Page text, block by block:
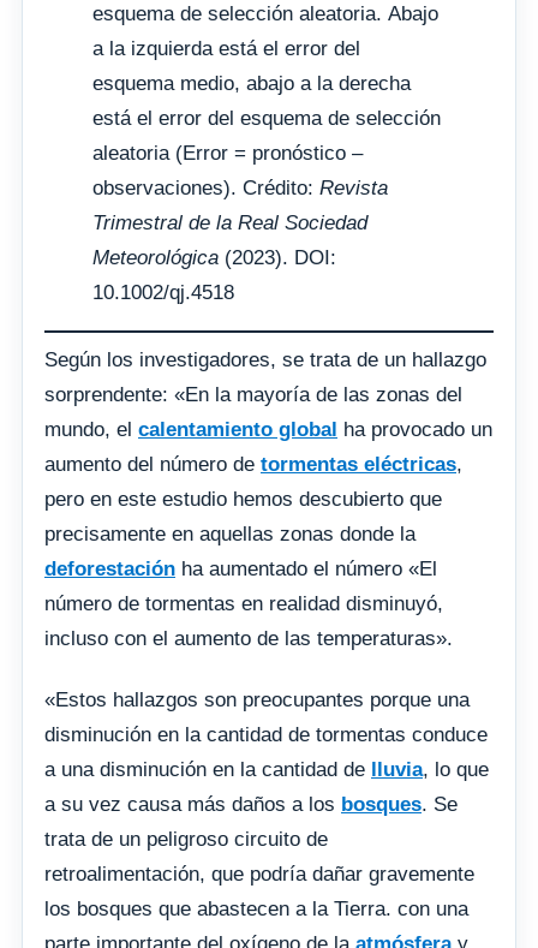
esquema de selección aleatoria. Abajo
a la izquierda está el error del
esquema medio, abajo a la derecha
está el error del esquema de selección
aleatoria (Error = pronóstico –
observaciones). Crédito: Revista
Trimestral de la Real Sociedad
Meteorológica (2023). DOI:
10.1002/qj.4518
Según los investigadores, se trata de un hallazgo
sorprendente: «En la mayoría de las zonas del
mundo, el calentamiento global ha provocado un
aumento del número de tormentas eléctricas,
pero en este estudio hemos descubierto que
precisamente en aquellas zonas donde la
deforestación ha aumentado el número «El
número de tormentas en realidad disminuyó,
incluso con el aumento de las temperaturas».
«Estos hallazgos son preocupantes porque una
disminución en la cantidad de tormentas conduce
a una disminución en la cantidad de
lluvia, lo que
a su vez causa más daños a los bosques. Se
trata de un peligroso circuito de
retroalimentación, que podría dañar gravemente
los bosques que abastecen a la Tierra. con una